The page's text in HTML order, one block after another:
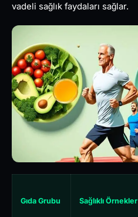
vadeli sağlık faydaları sağlar.
Gıda Grubu Sağlıklı Örnekler